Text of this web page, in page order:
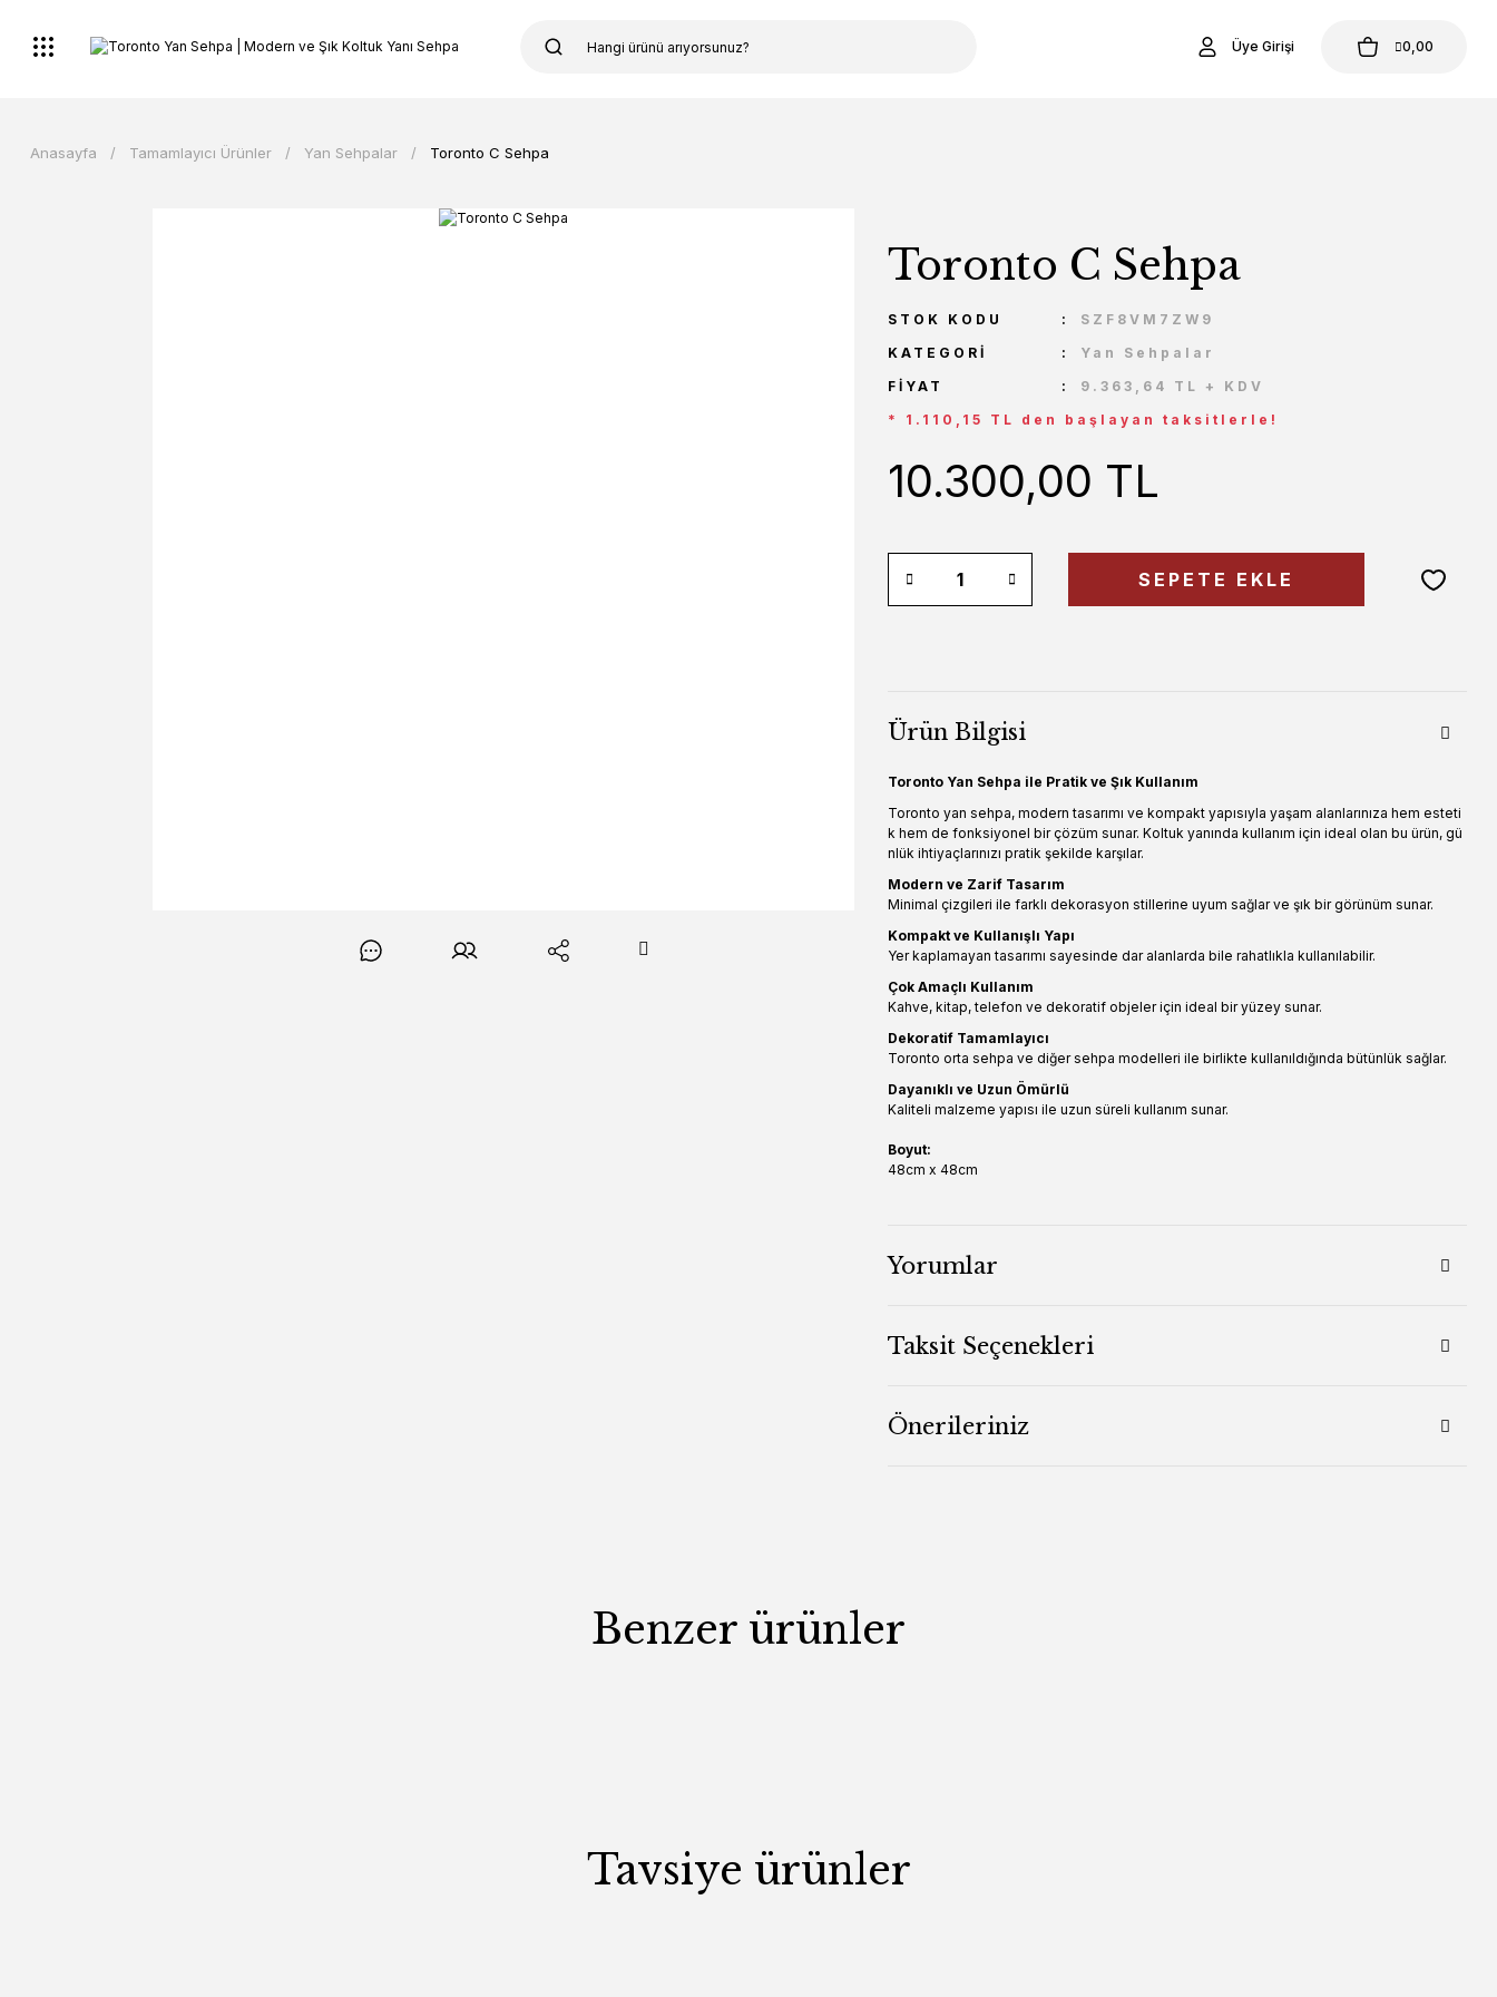
Üye Girişi 0,00
Anasayfa Tamamlayıcı Ürünler Yan Sehpalar Toronto C Sehpa
Toronto C Sehpa
STOK KODU
SZF8VM7ZW9
KATEGORI
Yan Sehpalar
FIYAT
9.363,64 TL + KDV
* 1.110,15 TL den başlayan taksitlerle!
10.300,00 TL
SEPETE EKLE
Ürün Bilgisi
Toronto Yan Sehpa ile Pratik ve Şık Kullanım
Toronto yan sehpa, modern tasarımı ve kompakt yapısıyla yaşam alanlarınıza hem esteti
k hem de fonksiyonel bir çözüm sunar. Koltuk yanında kullanım için ideal olan bu ürün, gü
nlük ihtiyaçlarınızı pratik şekilde karşılar.
Modern ve Zarif Tasarım
Minimal çizgileri ile farklı dekorasyon stillerine uyum sağlar ve şık bir görünüm sunar.
Kompakt ve Kullanışlı Yapı
Yer kaplamayan tasarımı sayesinde dar alanlarda bile rahatlıkla kullanılabilir.
Çok Amaçlı Kullanım
Kahve, kitap, telefon ve dekoratif objeler için ideal bir yüzey sunar.
Dekoratif Tamamlayıcı
Toronto orta sehpa ve diğer sehpa modelleri ile birlikte kullanıldığında bütünlük sağlar.
Dayanıklı ve Uzun Ömürlü
Kaliteli malzeme yapısı ile uzun süreli kullanım sunar.
Boyut:
48cm x 48cm
Yorumlar
Taksit Seçenekleri
Önerileriniz
Benzer ürünler
Tavsiye ürünler